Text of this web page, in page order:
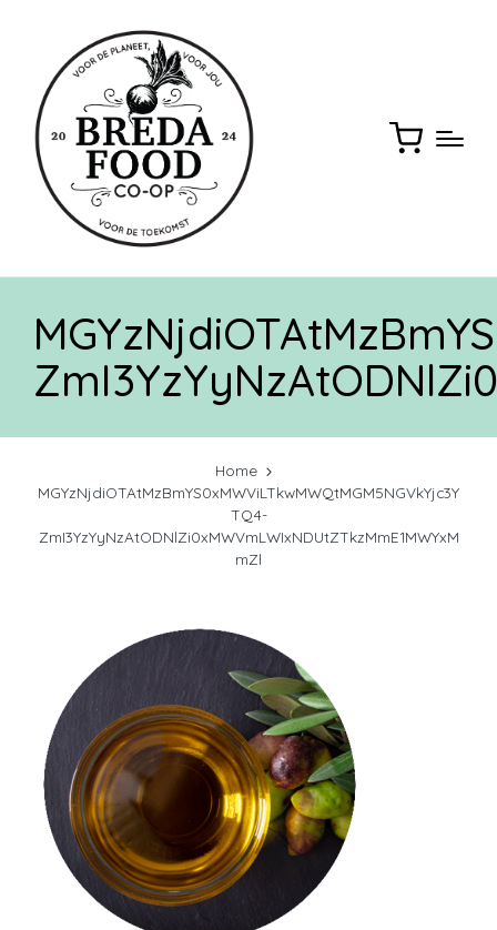
Home
MGYzNjdiOTAtMzBmYS0xMWViLTkwMWQtMGM5NGVkYjc3Y
TQ4-
ZmI3YzYyNzAtODNlZi0xMWVmLWIxNDUtZTkzMmE1MWYxM
mZl